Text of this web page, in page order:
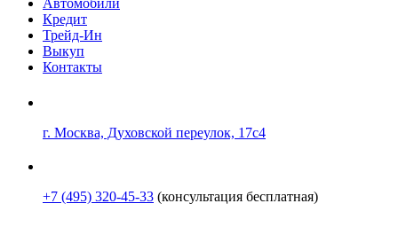
Автомобили
Кредит
Трейд-Ин
Выкуп
Контакты
г. Москва, Духовской переулок, 17с4
+7 (495) 320-45-33 (консультация бесплатная)